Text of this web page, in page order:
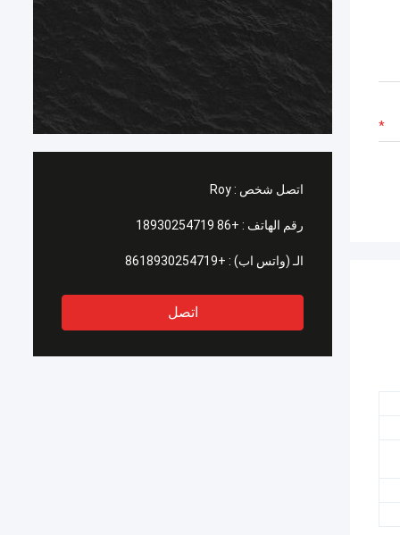
اتصل شخص :Roy
رقم الهاتف : +86 18930254719
الـ (واتس اب) : +8618930254719
اتصل